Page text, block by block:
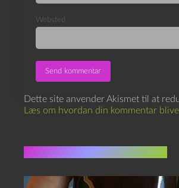
Websted
Dette site anvender Akismet til at
Læs om hvordan din kommentar